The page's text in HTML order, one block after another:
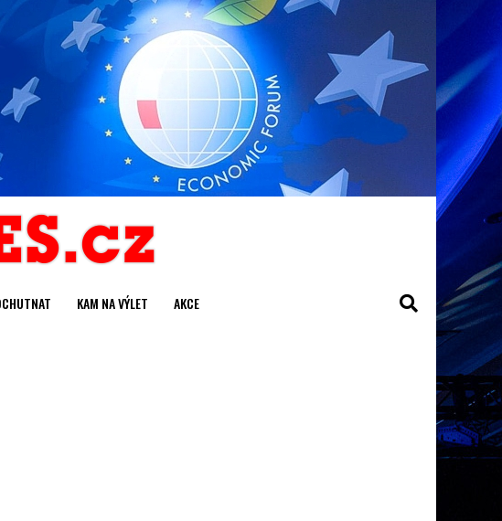
KAM NA VÝLET AKCE